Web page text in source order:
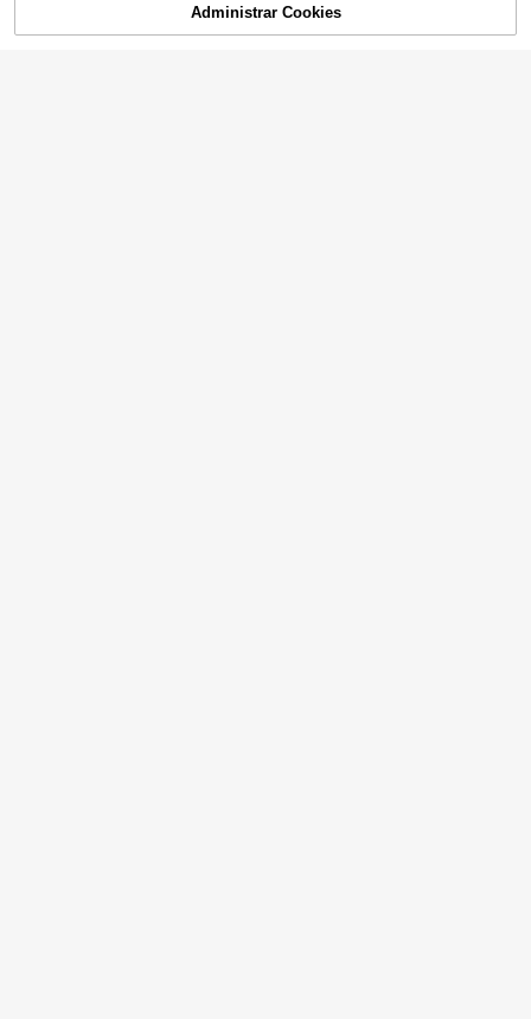
AGOTADO
Administrar Cookies